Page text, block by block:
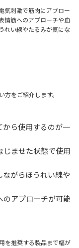
気刺激で筋肉にアプロー
情筋へのアプローチや血
れい線やたるみが気にな
をご紹介します。
から使用するのが一
じませた状態で使用
ながらほうれい線や
のアプローチが可能
を推奨する製品まで幅が